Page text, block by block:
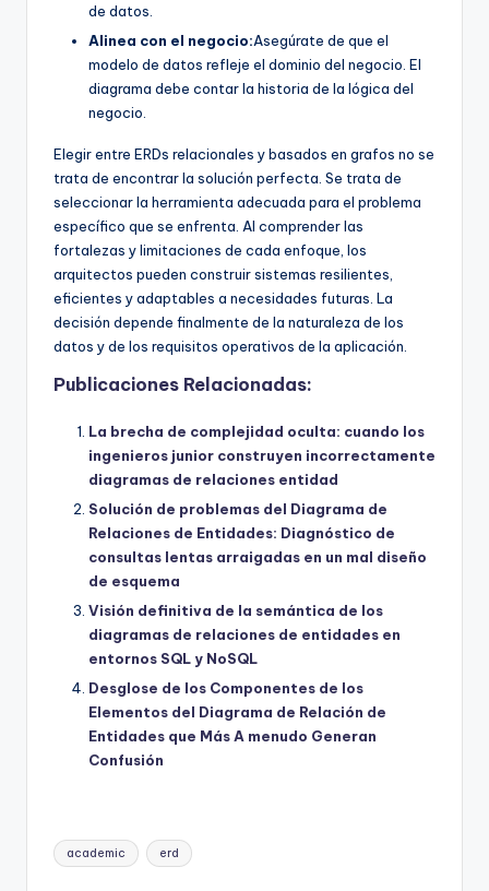
de datos.
Alinea con el negocio:Asegúrate de que el
modelo de datos refleje el dominio del negocio. El
diagrama debe contar la historia de la lógica del
negocio.
Elegir entre ERDs relacionales y basados en grafos no se
trata de encontrar la solución perfecta. Se trata de
seleccionar la herramienta adecuada para el problema
específico que se enfrenta. Al comprender las
fortalezas y limitaciones de cada enfoque, los
arquitectos pueden construir sistemas resilientes,
eficientes y adaptables a necesidades futuras. La
decisión depende finalmente de la naturaleza de los
datos y de los requisitos operativos de la aplicación.
Publicaciones Relacionadas:
La brecha de complejidad oculta: cuando los
ingenieros junior construyen incorrectamente
diagramas de relaciones entidad
Solución de problemas del Diagrama de
Relaciones de Entidades: Diagnóstico de
consultas lentas arraigadas en un mal diseño
de esquema
Visión definitiva de la semántica de los
diagramas de relaciones de entidades en
entornos SQL y NoSQL
Desglose de los Componentes de los
Elementos del Diagrama de Relación de
Entidades que Más A menudo Generan
Confusión
Etiquetas:
academic erd